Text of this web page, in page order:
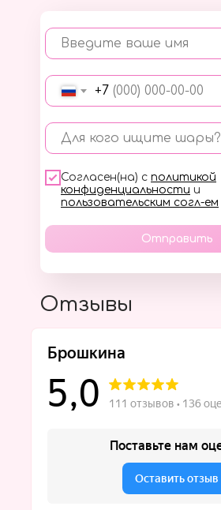
Введите ваше имя
+7
Для кого ищите шары?
Согласен(на) с политикой
конфиденциальности и
пользовательским согл-ем
Отправить
Отзывы